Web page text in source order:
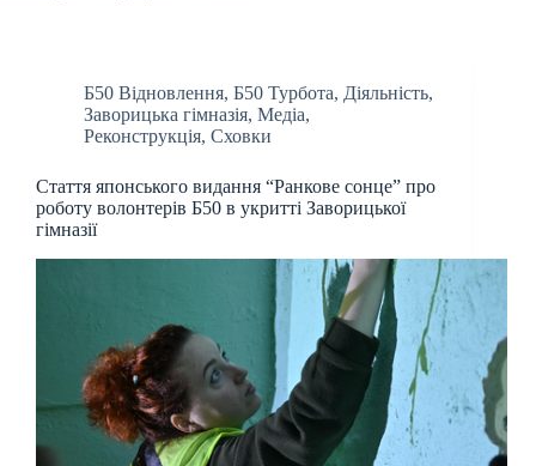
Б50 Відновлення, Б50 Турбота, Діяльність,
Заворицька гімназія, Медіа,
Реконструкція, Сховки
Стаття японського видання “Ранкове сонце” про
роботу волонтерів Б50 в укритті Заворицької
гімназії